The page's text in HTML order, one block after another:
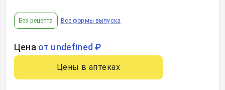
Без рецепта Все формы выпуска
Цена от undefined ₽
Цены в аптеках